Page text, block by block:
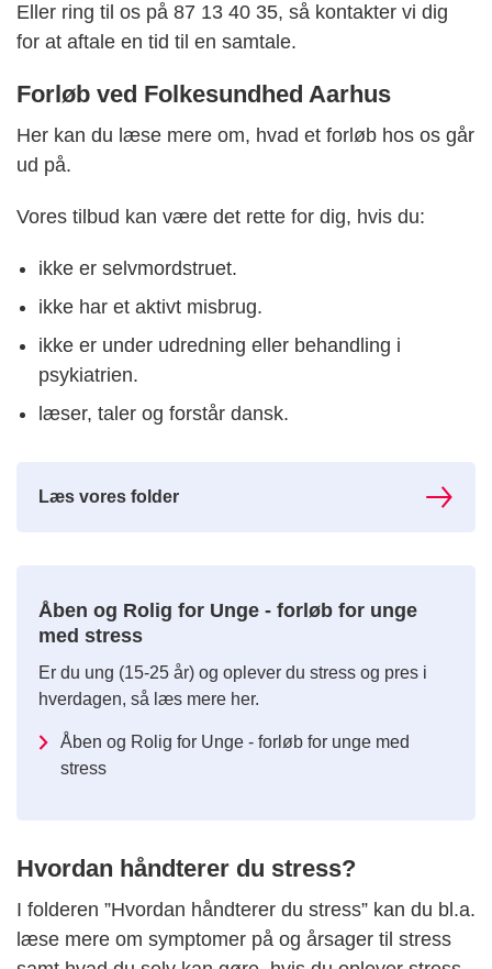
Eller ring til os på 87 13 40 35, så kontakter vi dig
for at aftale en tid til en samtale.
Forløb ved Folkesundhed Aarhus
Her kan du læse mere om, hvad et forløb hos os går
ud på.
Vores tilbud kan være det rette for dig, hvis du:
ikke er selvmordstruet.
ikke har et aktivt misbrug.
ikke er under udredning eller behandling i
psykiatrien.
læser, taler og forstår dansk.
Læs vores folder
Åben og Rolig for Unge - forløb for unge
med stress
Er du ung (15-25 år) og oplever du stress og pres i
hverdagen, så læs mere her.
Åben og Rolig for Unge - forløb for unge med
stress
Hvordan håndterer du stress?
I folderen ”Hvordan håndterer du stress” kan du bl.a.
læse mere om symptomer på og årsager til stress